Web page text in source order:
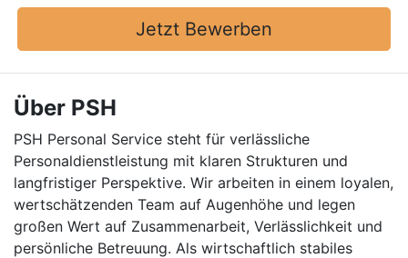
Jetzt Bewerben
Über PSH
PSH Personal Service steht für verlässliche
Personaldienstleistung mit klaren Strukturen und
langfristiger Perspektive. Wir arbeiten in einem loyalen,
wertschätzenden Team auf Augenhöhe und legen
großen Wert auf Zusammenarbeit, Verlässlichkeit und
persönliche Betreuung. Als wirtschaftlich stabiles